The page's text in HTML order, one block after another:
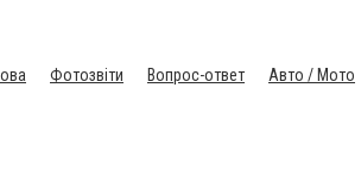
Фотозвіти Вопрос-ответ
Авто / Мото